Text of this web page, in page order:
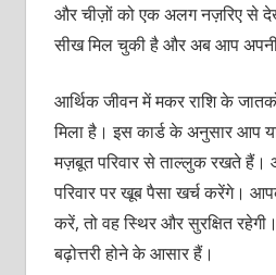
और चीज़ों को एक अलग नज़रिए से
सीख मिल चुकी है और अब आप
आर्थिक जीवन में मकर राशि के
मिला है। इस कार्ड के अनुसार आप
मज़बूत परिवार से ताल्‍लुक रखते
परिवार पर खूब पैसा खर्च करेंगे।
करें, तो वह स्थिर और सुरक्षित
बढ़ोत्तरी होने के आसार हैं।